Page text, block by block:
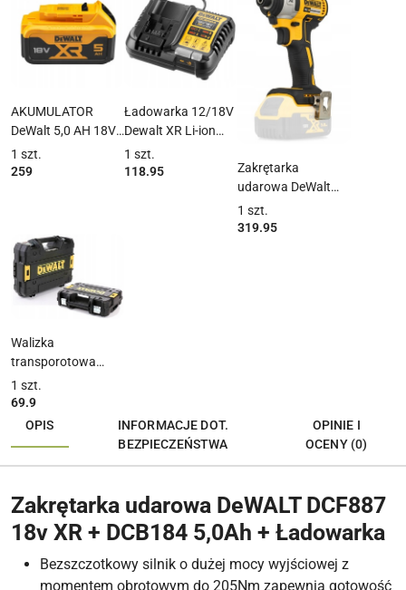
AKUMULATOR
DeWalt 5,0 AH 18V
XR
1 szt.
259
Ładowarka 12/18V
Dewalt XR Li-ion
DCB1104
1 szt.
118.95
Zakrętarka
udarowa DeWalt
DCF887N 3 biegi
18V 205Nm 400W
1 szt.
319.95
Walizka
transporotowa
DEWALT TSTAK DO
DCD791 DCD796 i
innych
1 szt.
69.9
OPIS
INFORMACJE DOT.
BEZPIECZEŃSTWA
OPINIE I
OCENY (0)
Zakrętarka udarowa DeWALT DCF887
18v XR + DCB184 5,0Ah + Ładowarka
Bezszczotkowy silnik o dużej mocy wyjściowej z
momentem obrotowym do 205Nm zapewnia gotowość